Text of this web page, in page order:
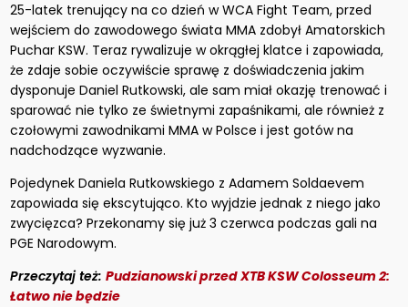
25-latek trenujący na co dzień w WCA Fight Team, przed
wejściem do zawodowego świata MMA zdobył Amatorskich
Puchar KSW. Teraz rywalizuje w okrągłej klatce i zapowiada,
że zdaje sobie oczywiście sprawę z doświadczenia jakim
dysponuje Daniel Rutkowski, ale sam miał okazję trenować i
sparować nie tylko ze świetnymi zapaśnikami, ale również z
czołowymi zawodnikami MMA w Polsce i jest gotów na
nadchodzące wyzwanie.
Pojedynek Daniela Rutkowskiego z Adamem Soldaevem
zapowiada się ekscytująco. Kto wyjdzie jednak z niego jako
zwycięzca? Przekonamy się już 3 czerwca podczas gali na
PGE Narodowym.
Przeczytaj też:Pudzianowski przed XTB KSW Colosseum 2:
Łatwo nie będzie